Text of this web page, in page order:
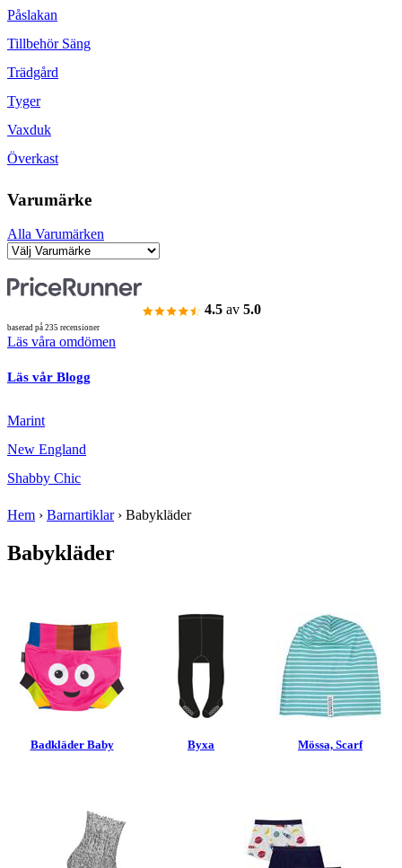
Påslakan
Tillbehör Säng
Trädgård
Tyger
Vaxduk
Överkast
Varumärke
Alla Varumärken
4.5 av 5.0
baserad på 235 recensioner
Läs våra omdömen
Läs vår Blogg
Marint
New England
Shabby Chic
Hem › Barnartiklar› Babykläder
Babykläder
Badkläder Baby Byxa Mössa, Scarf